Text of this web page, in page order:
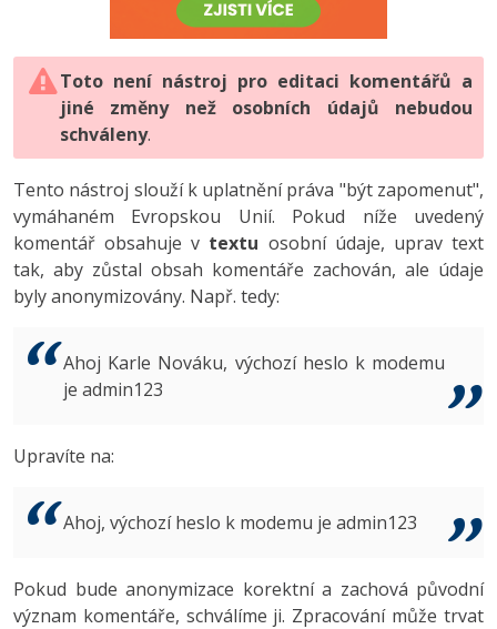
HTML5, CSS3, Bootstrap, SEO
SQL a databáze
Testování a verzování
UML a návrhové vzory
React
Spring
ASP.NET MVC
Best practices
PHP
JavaScript
Python
HTML / CSS
UML a návrhové vzory
MySQL/MariaDB
MS-SQL
Vývojář mobilních aplikací
C# Game developer
Tester
Systémový administrátor
3D grafik
Copywriter
WordPress specialista
-80%
JavaScript -80%
PHP -80%
Swift -80%
Kotlin -80%
VB.NET
Algoritmy -41%
Umělá inteligence (AI) -10%
Digitální gramotnost
Marketing
WordPress
SEO
UX
Business
Copywriting
Windows
Photoshop -80%
Adobe Illustrator -80%
Adobe Lightroom
Adobe XD
Adobe InDesign -25%
Adobe After Effects
Inkscape
Fórum
Toto není nástroj pro editaci komentářů a
jiné změny než osobních údajů nebudou
schváleny.
Tento nástroj slouží k uplatnění práva "být zapomenut",
vymáhaném Evropskou Unií. Pokud níže uvedený
komentář obsahuje v textu osobní údaje, uprav text
tak, aby zůstal obsah komentáře zachován, ale údaje
byly anonymizovány. Např. tedy:
Ahoj Karle Nováku, výchozí heslo k modemu
je admin123
Upravíte na:
Ahoj, výchozí heslo k modemu je admin123
Pokud bude anonymizace korektní a zachová původní
význam komentáře, schválíme ji. Zpracování může trvat